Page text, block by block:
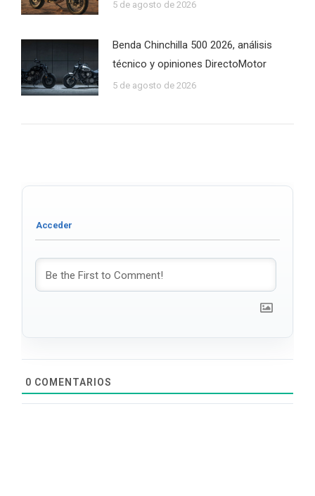
5 de agosto de 2026
Benda Chinchilla 500 2026, análisis
técnico y opiniones DirectoMotor
5 de agosto de 2026
0 COMENTARIOS